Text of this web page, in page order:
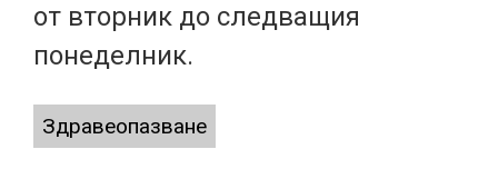
от вторник до следващия
понеделник.
Здравеопазване